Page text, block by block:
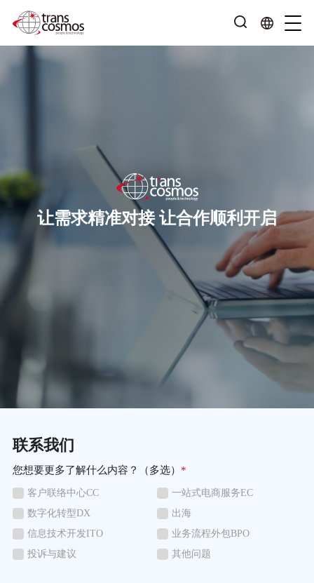
让需求精准对接 让合作顺利开启
联系我们
您想要更多了解什么内容？（多选） *
客户联络中心CC
一站式电商服务EC
数字化转型DX
出海
信息技术开发ITO
业务流程外包BPO
投诉与建议
其他问题